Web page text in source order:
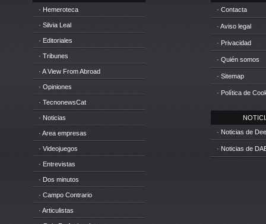
· Hemeroteca
· Silvia Leal
· Editoriales
· Tribunes
· A View From Abroad
· Opiniones
· TecnonewsCat
· Noticias
· Area empresas
· Videojuegos
· Entrevistas
· Dos minutos
· Campo Contrario
· Articulistas
· Contacta
· Aviso legal
· Privacidad
· Quién somos
· Sitemap
· Política de
· Noticias de
· Noticias de